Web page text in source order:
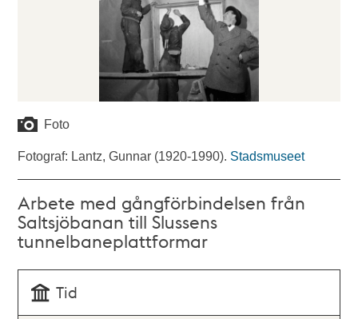
Foto
Fotograf: Lantz, Gunnar (1920-1990). Stadsmuseet
Arbete med gångförbindelsen från
Saltsjöbanan till Slussens
tunnelbaneplattformar
Tid